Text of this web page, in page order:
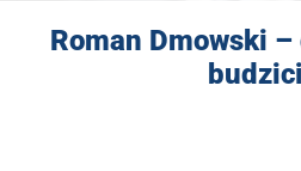
Roman Dmowski